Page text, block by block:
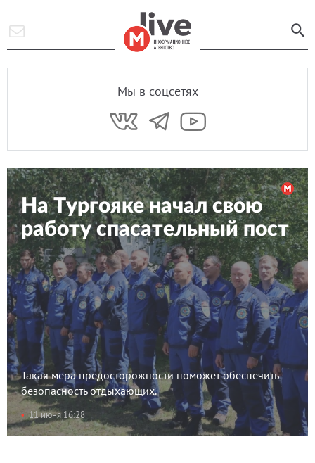
Мы в соцсетях
На Тургояке начал свою
работу спасательный пост
Такая мера предосторожности поможет обеспечить
безопасность отдыхающих.
11 июня 16:28